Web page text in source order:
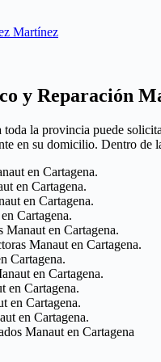
Martínez
y Reparación
toda la provincia puede
en su domicilio. Dentro de
en Cartagena.
en Cartagena.
en Cartagena.
Cartagena.
Manaut en Cartagena.
Manaut en Cartagena.
Cartagena.
en Cartagena.
en Cartagena.
en Cartagena.
en Cartagena.
Manaut en Cartagena